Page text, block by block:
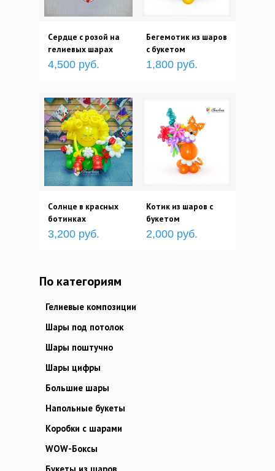
Сердце с розой на
гелиевых шарах
4,500 руб.
Бегемотик из шаров
с букетом
1,800 руб.
Солнце в красных
ботинках
3,200 руб.
Котик из шаров с
букетом
2,000 руб.
По категориям
Гелиевые композиции
Шары под потолок
Шары поштучно
Шары цифры
Большие шары
Напольные букеты
Коробки с шарами
WOW-Боксы